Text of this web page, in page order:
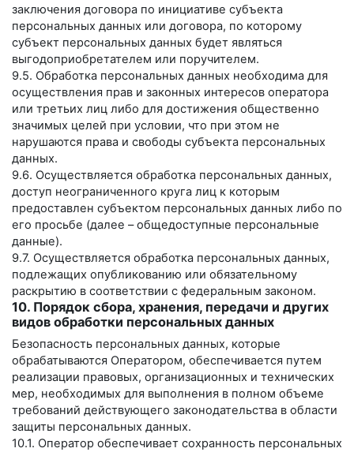
заключения договора по инициативе субъекта
персональных данных или договора, по которому
субъект персональных данных будет являться
выгодоприобретателем или поручителем.
9.5. Обработка персональных данных необходима для
осуществления прав и законных интересов оператора
или третьих лиц либо для достижения общественно
значимых целей при условии, что при этом не
нарушаются права и свободы субъекта персональных
данных.
9.6. Осуществляется обработка персональных данных,
доступ неограниченного круга лиц к которым
предоставлен субъектом персональных данных либо по
его просьбе (далее – общедоступные персональные
данные).
9.7. Осуществляется обработка персональных данных,
подлежащих опубликованию или обязательному
раскрытию в соответствии с федеральным законом.
10. Порядок сбора, хранения, передачи и других
видов обработки персональных данных
Безопасность персональных данных, которые
обрабатываются Оператором, обеспечивается путем
реализации правовых, организационных и технических
мер, необходимых для выполнения в полном объеме
требований действующего законодательства в области
защиты персональных данных.
10.1. Оператор обеспечивает сохранность персональных